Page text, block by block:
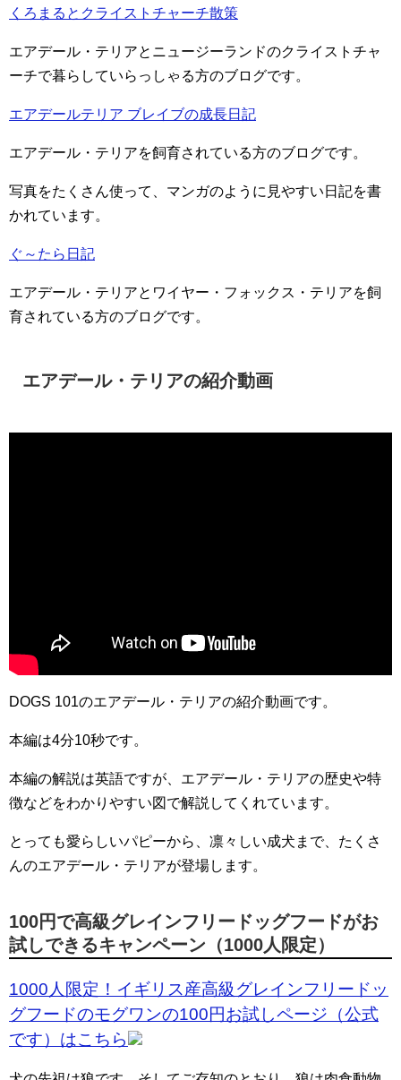
くろまるとクライストチャーチ散策
エアデール・テリアとニュージーランドのクライストチャ
ーチで暮らしていらっしゃる方のブログです。
エアデールテリア ブレイブの成長日記
エアデール・テリアを飼育されている方のブログです。
写真をたくさん使って、マンガのように見やすい日記を書
かれています。
ぐ～たら日記
エアデール・テリアとワイヤー・フォックス・テリアを飼
育されている方のブログです。
エアデール・テリアの紹介動画
DOGS 101のエアデール・テリアの紹介動画です。
本編は4分10秒です。
本編の解説は英語ですが、エアデール・テリアの歴史や特
徴などをわかりやすい図で解説してくれています。
とっても愛らしいパピーから、凛々しい成犬まで、たくさ
んのエアデール・テリアが登場します。
100円で高級グレインフリードッグフードがお
試しできるキャンペーン（1000人限定）
1000人限定！イギリス産高級グレインフリードッ
グフードのモグワンの100円お試しページ（公式
です）はこちら